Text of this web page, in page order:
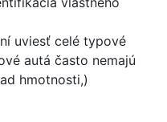
uviesť celé typové
autá často nemajú
hmotnosti,)